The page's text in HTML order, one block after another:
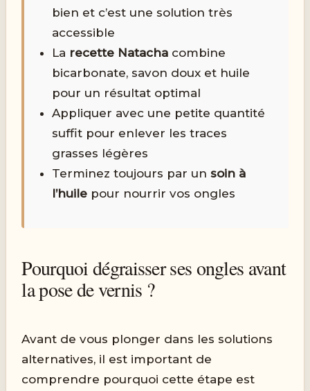
bien et c’est une solution très
accessible
La recette Natacha combine
bicarbonate, savon doux et huile
pour un résultat optimal
Appliquer avec une petite quantité
suffit pour enlever les traces
grasses légères
Terminez toujours par unsoin à
l’huile pour nourrir vos ongles
Pourquoi dégraisser ses ongles avant
la pose de vernis ?
Avant de vous plonger dans les solutions
alternatives, il est important de
comprendre pourquoi cette étape est